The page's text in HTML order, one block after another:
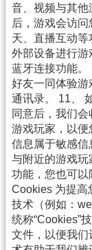
音、视频与其
后，游戏会访
天、直播互动
外部设备进行游
蓝牙连接功能。
好友一同体验
通讯录。 11、
同意后，我们
游戏玩家，以便
信息属于敏感
与附近的游戏
功能，您也可以
Cookies 为提高
技术（例如：
统称“Cookies”
文件，以便我